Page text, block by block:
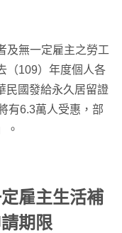
及無一定雇主之勞工
（109）年度個人各
民國發給永久居留證
有6.3萬人受惠，部
。
雇主生活補
期限